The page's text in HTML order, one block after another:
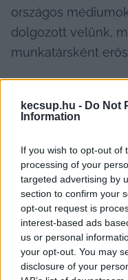
kecsup.hu - Do Not
Information
If you wish to opt-out of
processing of your
targeted advertising by
section to confirm your
opt-out request is
interest-based ads
us or personal
your opt-out. You may
disclosure of your
országos
dolgozott velünk,
munkatársként
Amire biztosan
az a tapasztalat,
demokratikus
viszonyok között
szabad sajtó
hanem az a belső
E szellemiség
működésünket.